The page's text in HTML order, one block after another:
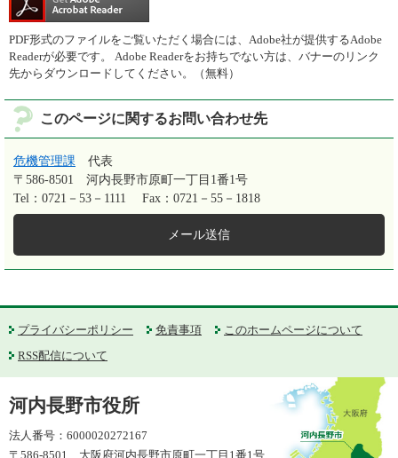
PDF形式のファイルをご覧いただく場合には、Adobe社が提供するAdobe
Readerが必要です。
Adobe Readerをお持ちでない方は、バナーのリンク
先からダウンロードしてください。（無料）
このページに関するお問い合わせ先
危機管理課
代表
〒586-8501
河内長野市原町一丁目1番1号
Tel：0721－53－1111
Fax：0721－55－1818
メール送信
プライバシーポリシー 免責事項
このホームページについて
RSS配信について
河内長野市役所
法人番号：6000020272167
〒586-8501 大阪府河内長野市原町一丁目1番1号